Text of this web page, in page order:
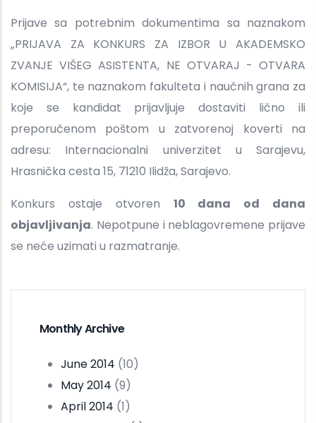
Prijave sa potrebnim dokumentima sa naznakom
„PRIJAVA ZA KONKURS ZA IZBOR U AKADEMSKO
ZVANJE VIŠEG ASISTENTA, NE OTVARAJ - OTVARA
KOMISIJA“, te naznakom fakulteta i naučnih grana za
koje se kandidat prijavljuje dostaviti lično ili
preporučenom poštom u zatvorenoj koverti na
adresu: Internacionalni univerzitet u Sarajevu,
Hrasnička cesta 15, 71210 Ilidža, Sarajevo.
Konkurs ostaje otvoren 10 dana od dana
objavljivanja. Nepotpune i neblagovremene prijave
se neće uzimati u razmatranje.
Monthly Archive
June 2014 (10)
May 2014 (9)
April 2014 (1)